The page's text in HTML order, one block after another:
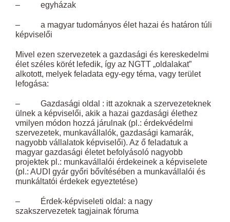
– egyházak
– a magyar tudományos élet hazai és határon túli
képviselői
Mivel ezen szervezetek a gazdasági és kereskedelmi
élet széles körét lefedik, így az NGTT „oldalakat”
alkotott, melyek feladata egy-egy téma, vagy terület
lefogása:
– Gazdasági oldal : itt azoknak a szervezeteknek
ülnek a képviselői, akik a hazai gazdasági élethez
vmilyen módon hozzá járulnak (pl.: érdekvédelmi
szervezetek, munkavállalók, gazdasági kamarák,
nagyobb vállalatok képviselői). Az ő feladatuk a
magyar gazdasági életet befolyásoló nagyobb
projektek pl.: munkavállalói érdekeinek a képviselete
(pl.: AUDI gyár győri bővítésében a munkavállalói és
munkáltatói érdekek egyeztetése)
– Érdek-képviseleti oldal: a nagy
szakszervezetek tagjainak fóruma